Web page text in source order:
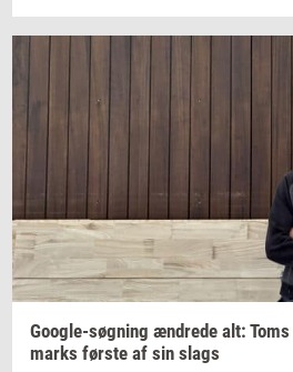
Google-​søgning æn­dre­de alt: Toms
marks før­ste af sin slags